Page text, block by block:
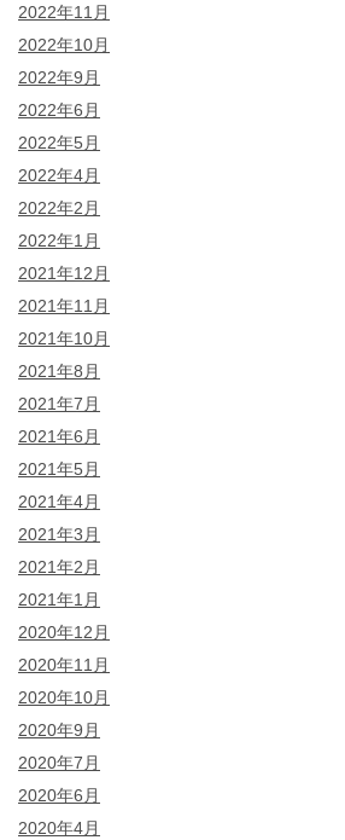
2022年11月
2022年10月
2022年9月
2022年6月
2022年5月
2022年4月
2022年2月
2022年1月
2021年12月
2021年11月
2021年10月
2021年8月
2021年7月
2021年6月
2021年5月
2021年4月
2021年3月
2021年2月
2021年1月
2020年12月
2020年11月
2020年10月
2020年9月
2020年7月
2020年6月
2020年4月